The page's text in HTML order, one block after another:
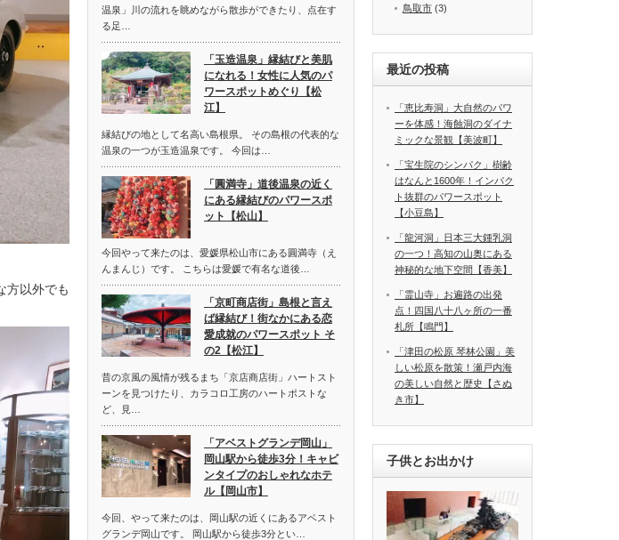
方以外でも
温泉」川の流れを眺めながら散歩ができたり、点在す
る足…
「玉造温泉」縁結びと美肌
になれる！女性に人気のパ
ワースポットめぐり【松
江】
縁結びの地として名高い島根県。 その島根の代表的な
温泉の一つが玉造温泉です。 今回は…
「圓満寺」道後温泉の近く
にある縁結びのパワースポ
ット【松山】
今回やって来たのは、愛媛県松山市にある圓満寺（え
んまんじ）です。 こちらは愛媛で有名な道後…
「京町商店街」島根と言え
ば縁結び！街なかにある恋
愛成就のパワースポット そ
の2【松江】
昔の京風の風情が残るまち「京店商店街」ハートスト
ーンを見つけたり、カラコロ工房のハートポストな
ど、見…
「アベストグランデ岡山」
岡山駅から徒歩3分！キャビ
ンタイプのおしゃれなホテ
ル【岡山市】
今回、やって来たのは、岡山駅の近くにあるアベスト
グランデ岡山です。 岡山駅から徒歩3分とい…
鳥取市 (3)
最近の投稿
「恵比寿洞」大自然のパワ
ーを体感！海蝕洞のダイナ
ミックな景観【美波町】
「宝生院のシンパク」樹齢
はなんと1600年！インパク
ト抜群のパワースポット
【小豆島】
「龍河洞」日本三大鍾乳洞
の一つ！高知の山奥にある
神秘的な地下空間【香美】
「霊山寺」お遍路の出発
点！四国八十八ヶ所の一番
札所【鳴門】
「津田の松原 琴林公園」美
しい松原を散策！瀬戸内海
の美しい自然と歴史【さぬ
き市】
子供とお出かけ